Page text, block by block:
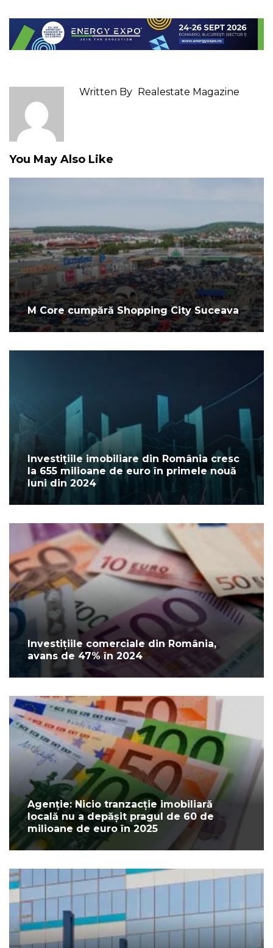
Written By Realestate Magazine
You May Also Like
M Core cumpără Shopping City Suceava
Investițiile imobiliare din România cresc
la 655 milioane de euro în primele nouă
luni din 2024
Investițiile comerciale din România,
avans de 47% în 2024
Agenție: Nicio tranzacție imobiliară
locală nu a depășit pragul de 60 de
milioane de euro în 2025